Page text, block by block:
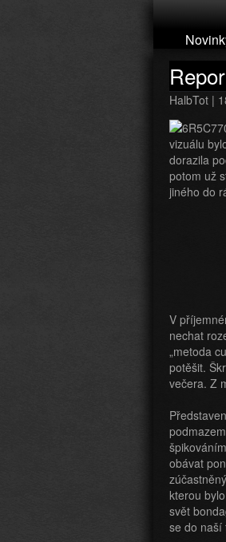
HalbTot |
vizuálu
dorazila
potom už
jiného do
V
nechat
„metoda
potěšit.
večera. Z
obávat
kterou
svět
se do naší